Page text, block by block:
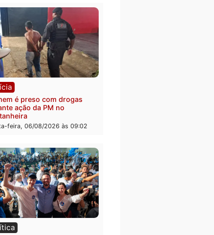
Polícia
Jovem é encontrado morto na
Rua dos Cravos e caso é
investigado pela polícia em RO